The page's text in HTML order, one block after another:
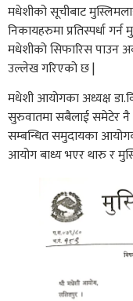
मधेशीको सूचीबाट
निकायहरुमा प्रतिस्पर्धा
मधेशीको सिफारिस पाउन
उल्लेख गरिएको छ |
मधेशी आयोगका अध्यक्ष
सुरुवातमा सबैलाई समेटेर नै
सम्बन्धित समुदायका
आयोग बाध्य भएर थारु र